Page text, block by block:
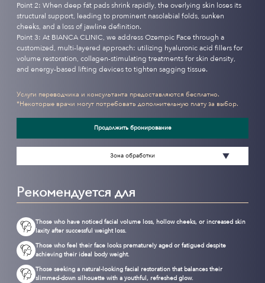
Point 2: When deep fat pads shrink rapidly, the overlying skin loses its
structural support, leading to prominent nasolabial folds, sunken
cheeks, and a loss of jawline definition.
Point 3: At BIANCA CLINIC, we address Ozempic Face through a
customized, multi-layered approach: utilizing hyaluronic acid fillers for
volume restoration, collagen-stimulating treatments for skin density,
and energy-based lifting devices to tighten sagging tissue.
Услуги переводчика и консультанта предоставляются бесплатно.
*Некоторые врачи могут потребовать дополнительную плату за выбор.
Продолжить бронирование
Зона обработки
Рекомендуется для
Those who have noticed facial volume loss, hollow cheeks, or increased skin
laxity after successful weight loss.
Those who feel their face looks prematurely aged or fatigued despite
achieving their ideal body weight.
Those seeking a natural-looking facial restoration that balances their
slimmed-down silhouette with a youthful, refreshed glow.